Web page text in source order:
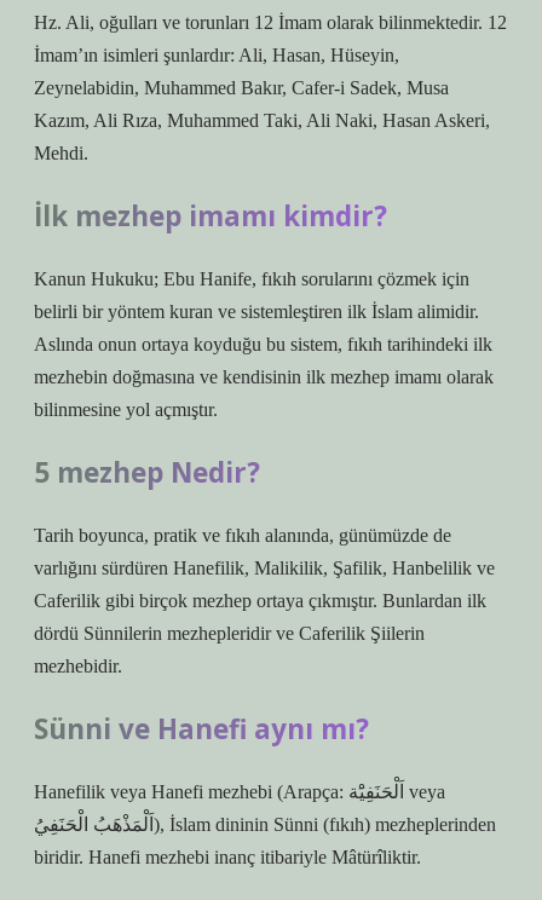
Hz. Ali, oğulları ve torunları 12 İmam olarak bilinmektedir. 12
İmam’ın isimleri şunlardır: Ali, Hasan, Hüseyin,
Zeynelabidin, Muhammed Bakır, Cafer-i Sadek, Musa
Kazım, Ali Rıza, Muhammed Taki, Ali Naki, Hasan Askeri,
Mehdi.
İlk mezhep imamı kimdir?
Kanun Hukuku; Ebu Hanife, fıkıh sorularını çözmek için
belirli bir yöntem kuran ve sistemleştiren ilk İslam alimidir.
Aslında onun ortaya koyduğu bu sistem, fıkıh tarihindeki ilk
mezhebin doğmasına ve kendisinin ilk mezhep imamı olarak
bilinmesine yol açmıştır.
5 mezhep Nedir?
Tarih boyunca, pratik ve fıkıh alanında, günümüzde de
varlığını sürdüren Hanefilik, Malikilik, Şafilik, Hanbelilik ve
Caferilik gibi birçok mezhep ortaya çıkmıştır. Bunlardan ilk
dördü Sünnilerin mezhepleridir ve Caferilik Şiilerin
mezhebidir.
Sünni ve Hanefi aynı mı?
Hanefilik veya Hanefi mezhebi (Arapça: اَلْحَنَفِيَْة veya
اَلْمَذْهَبُ الْحَنَفِيُ), İslam dininin Sünni (fıkıh) mezheplerinden
biridir. Hanefi mezhebi inanç itibariyle Mâtürîliktir.